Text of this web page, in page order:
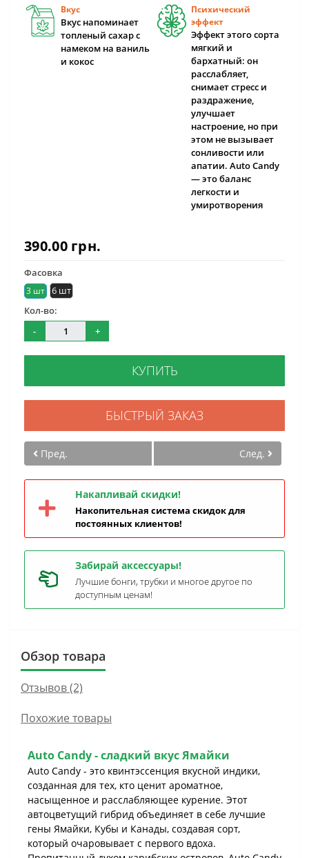
Вкус
Вкус напоминает
топленый сахар с
намеком на ваниль
и кокос
Психический
эффект
Эффект этого сорта
мягкий и
бархатный: он
расслабляет,
снимает стресс и
раздражение,
улучшает
настроение, но при
этом не вызывает
сонливости или
апатии. Auto Candy
— это баланс
легкости и
умиротворения
390.00 грн.
Фасовка
3 шт 6 шт
Кол-во:
-
+
КУПИТЬ
БЫСТРЫЙ ЗАКАЗ
Пред. След.
Накапливай скидки!
Накопительная система скидок для
постоянных клиентов!
Забирай аксессуары!
Лучшие бонги, трубки и многое другое по
доступным ценам!
Обзор товара
Отзывов (2)
Похожие товары
Auto Candy - сладкий вкус Ямайки
Auto Candy - это квинтэссенция вкусной индики,
созданная для тех, кто ценит ароматное,
насыщенное и расслабляющее курение. Этот
автоцветущий гибрид объединяет в себе лучшие
гены Ямайки, Кубы и Канады, создавая сорт,
который очаровывает с первого вдоха.